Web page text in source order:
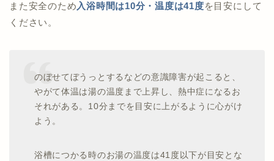
また安全のため 入浴時間は10分・温度は41度を目安にして
ください。
のぼせてぼうっとするなどの意識障害が起こると、
やがて体温は湯の温度まで上昇し、熱中症になるお
それがある。10分までを目安に上がるように心がけ
よう。
浴槽につかる時のお湯の温度は41度以下が目安とな